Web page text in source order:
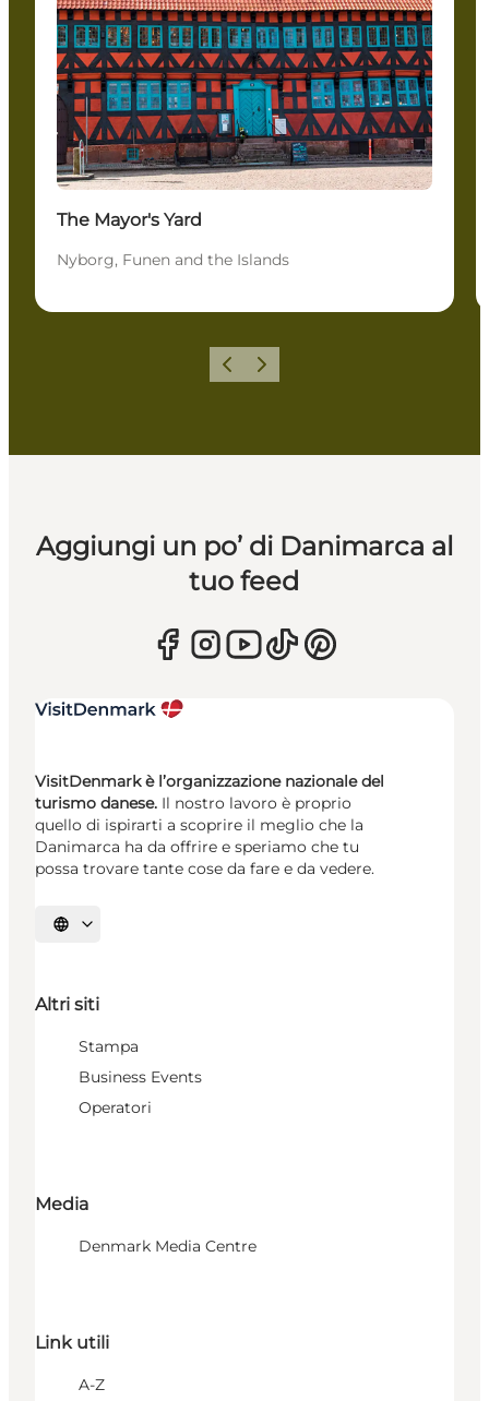
The Mayor's Yard
Nyborg, Funen and the Islands
Precedente
Avanti
Aggiungi un po’ di Danimarca al
tuo feed
VisitDenmark è l’organizzazione nazionale del
turismo danese. Il nostro lavoro è proprio
quello di ispirarti a scoprire il meglio che la
Danimarca ha da offrire e speriamo che tu
possa trovare tante cose da fare e da vedere.
Seleziona la lingua
Altri siti
Stampa
Business Events
Operatori
Media
Denmark Media Centre
Link utili
A-Z